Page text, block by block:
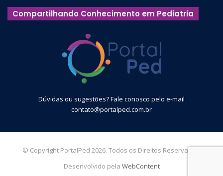
Compartilhando Conhecimento em Pediatria
Dúvidas ou sugestões? Fale conosco pelo e-mail
contato@portalped.com.br
© Copyright PortalPed 2026. Todos os Direitos Reservados.
Desenvolvido pela WebContent